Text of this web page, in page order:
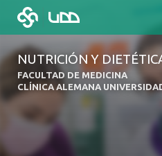
NUTRICIÓN Y
FACULTAD DE MEDICINA
CLÍNICA ALEMANA